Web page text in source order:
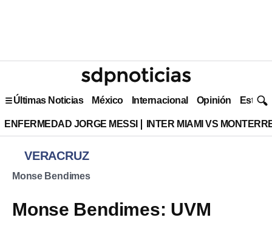
Últimas Noticias México Internacional Opinión Estilo
ENFERMEDAD JORGE MESSI INTER MIAMI VS
VERACRUZ
Monse Bendimes
Monse Bendimes: UVM